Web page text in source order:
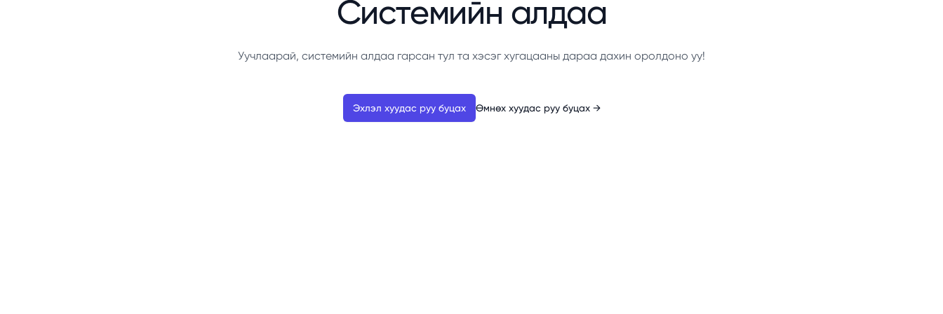
Системийн алдаа
Уучлаарай, системийн алдаа гарсан тул та хэсэг хугацааны дараа дахин оролдоно уу!
Эхлэл хуудас руу буцах Өмнөх хуудас руу буцах →